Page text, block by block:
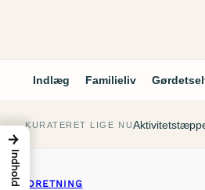
Indlæg Familieliv
KURATERET LIGE NU
INDRETNING
→
Indhold